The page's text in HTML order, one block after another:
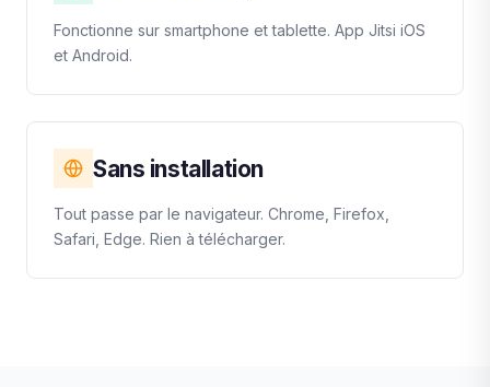
Fonctionne sur smartphone et tablette. App Jitsi iOS
et Android.
Sans installation
Tout passe par le navigateur. Chrome, Firefox,
Safari, Edge. Rien à télécharger.